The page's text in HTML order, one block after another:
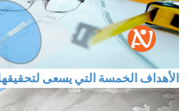
الأهداف الخمسة التي يسعى